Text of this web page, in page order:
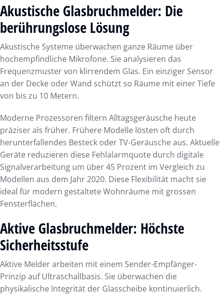
Akustische Glasbruchmelder: Die
berührungslose Lösung
Akustische Systeme überwachen ganze Räume über
hochempfindliche Mikrofone. Sie analysieren das
Frequenzmuster von klirrendem Glas. Ein einziger Sensor
an der Decke oder Wand schützt so Räume mit einer Tiefe
von bis zu 10 Metern.
Moderne Prozessoren filtern Alltagsgeräusche heute
präziser als früher. Frühere Modelle lösten oft durch
herunterfallendes Besteck oder TV-Geräusche aus. Aktuelle
Geräte reduzieren diese Fehlalarmquote durch digitale
Signalverarbeitung um über 45 Prozent im Vergleich zu
Modellen aus dem Jahr 2020. Diese Flexibilität macht sie
ideal für modern gestaltete Wohnräume mit grossen
Fensterflächen.
Aktive Glasbruchmelder: Höchste
Sicherheitsstufe
Aktive Melder arbeiten mit einem Sender-Empfänger-
Prinzip auf Ultraschallbasis. Sie überwachen die
physikalische Integrität der Glasscheibe kontinuierlich.